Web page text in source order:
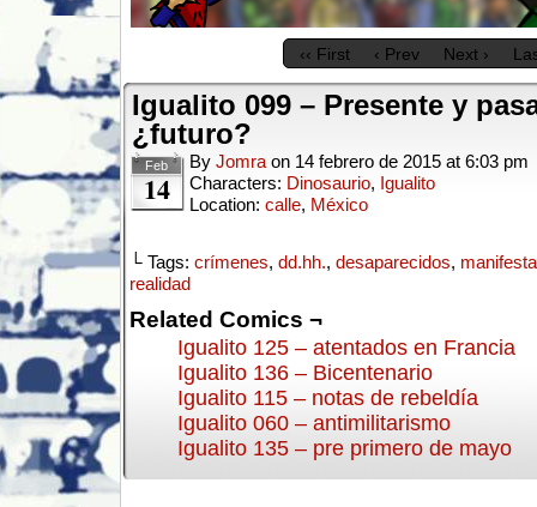
‹‹ First ‹ Prev Next ›
Igualito 099 – Presente y
¿futuro?
Feb
14
By Jomra on 14 febrero de 2015 at 6:03 pm
Characters: Dinosaurio, Igualito
Location: calle, México
└ Tags: crímenes, dd.hh., desaparecidos,
realidad
Related Comics ¬
Igualito 125 – atentados en Francia
Igualito 136 – Bicentenario
Igualito 115 – notas de rebeldía
Igualito 060 – antimilitarismo
Igualito 135 – pre primero de mayo